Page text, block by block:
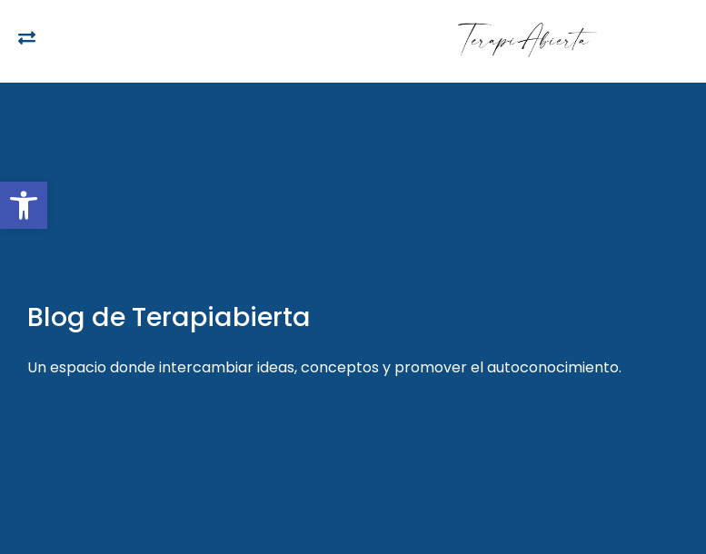
Open toolbar
Blog de Terapiabierta
Un espacio donde intercambiar ideas, conceptos y promover el autoconocimiento.